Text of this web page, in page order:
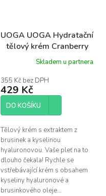
UOGA UOGA Hydratační
tělový krém Cranberry
Mousse s brusinkami a
kyselinou hyaluronovou,
150 ml
Skladem u partnera
355 Kč bez DPH
429 Kč
DO KOŠÍKU
Tělový krém s extraktem z
brusinek a kyselinou
hyaluronovou. Vaše pleť na to
dlouho čekala! Rychle se
vstřebávající krém s obsahem
kyseliny hyaluronové a
brusinkového oleje...